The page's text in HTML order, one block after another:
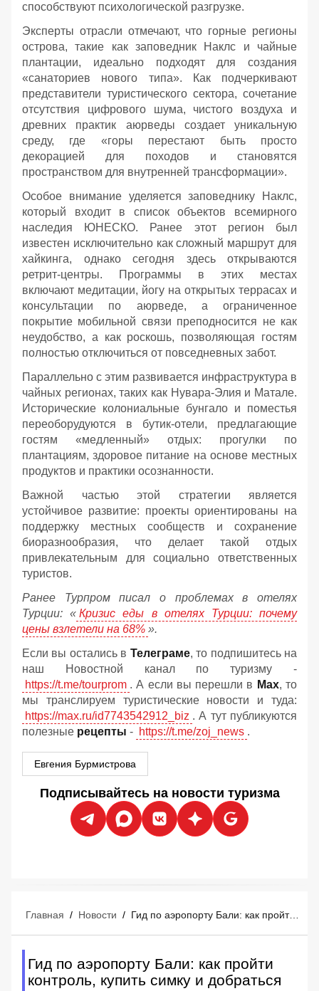
способствуют психологической разгрузке.
Эксперты отрасли отмечают, что горные регионы
острова, такие как заповедник Наклс и чайные
плантации, идеально подходят для создания
«санаториев нового типа». Как подчеркивают
представители туристического сектора, сочетание
отсутствия цифрового шума, чистого воздуха и
древних практик аюрведы создает уникальную
среду, где «горы перестают быть просто
декорацией для походов и становятся
пространством для внутренней трансформации».
Особое внимание уделяется заповеднику Наклс,
который входит в список объектов всемирного
наследия ЮНЕСКО. Ранее этот регион был
известен исключительно как сложный маршрут для
хайкинга, однако сегодня здесь открываются
ретрит-центры. Программы в этих местах
включают медитации, йогу на открытых террасах и
консультации по аюрведе, а ограниченное
покрытие мобильной связи преподносится не как
неудобство, а как роскошь, позволяющая гостям
полностью отключиться от повседневных забот.
Параллельно с этим развивается инфраструктура в
чайных регионах, таких как Нувара-Элия и Матале.
Исторические колониальные бунгало и поместья
переоборудуются в бутик-отели, предлагающие
гостям «медленный» отдых: прогулки по
плантациям, здоровое питание на основе местных
продуктов и практики осознанности.
Важной частью этой стратегии является
устойчивое развитие: проекты ориентированы на
поддержку местных сообществ и сохранение
биоразнообразия, что делает такой отдых
привлекательным для социально ответственных
туристов.
Ранее Турпром писал о проблемах в отелях
Турции: « Кризис еды в отелях Турции: почему
цены взлетели на 68% ».
Если вы остались в Телеграме, то подпишитесь на
наш Новостной канал по туризму -
https://t.me/tourprom . А если вы перешли в Мах, то
мы транслируем туристические новости и туда:
https://max.ru/id7743542912_biz . А тут публикуются
полезные рецепты - https://t.me/zoj_news .
Евгения Бурмистрова
Подписывайтесь на новости туризма
Главная / Новости / Гид по аэропорту Бали: как пройти контроль, купить симку и добраться до отеля
Гид по аэропорту Бали: как пройти
контроль, купить симку и добраться